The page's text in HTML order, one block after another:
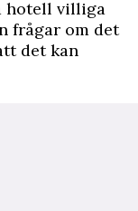
hotell villiga
frågar om det
det kan